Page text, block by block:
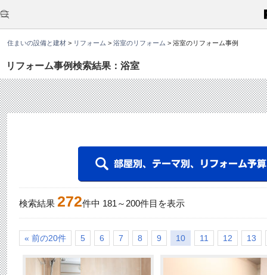
住まいの設備と建材 > リフォーム > 浴室のリフォーム > 浴室のリフォーム事例
リフォーム事例検索結果：浴室
こ
か
ら
文
す
検索結果 272件中 181 ～ 200件目を表示
« 前の20件 5 6 7 8 9 10 11 12 13